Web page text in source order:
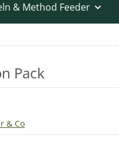
& Method Feeder
Pack
& Co